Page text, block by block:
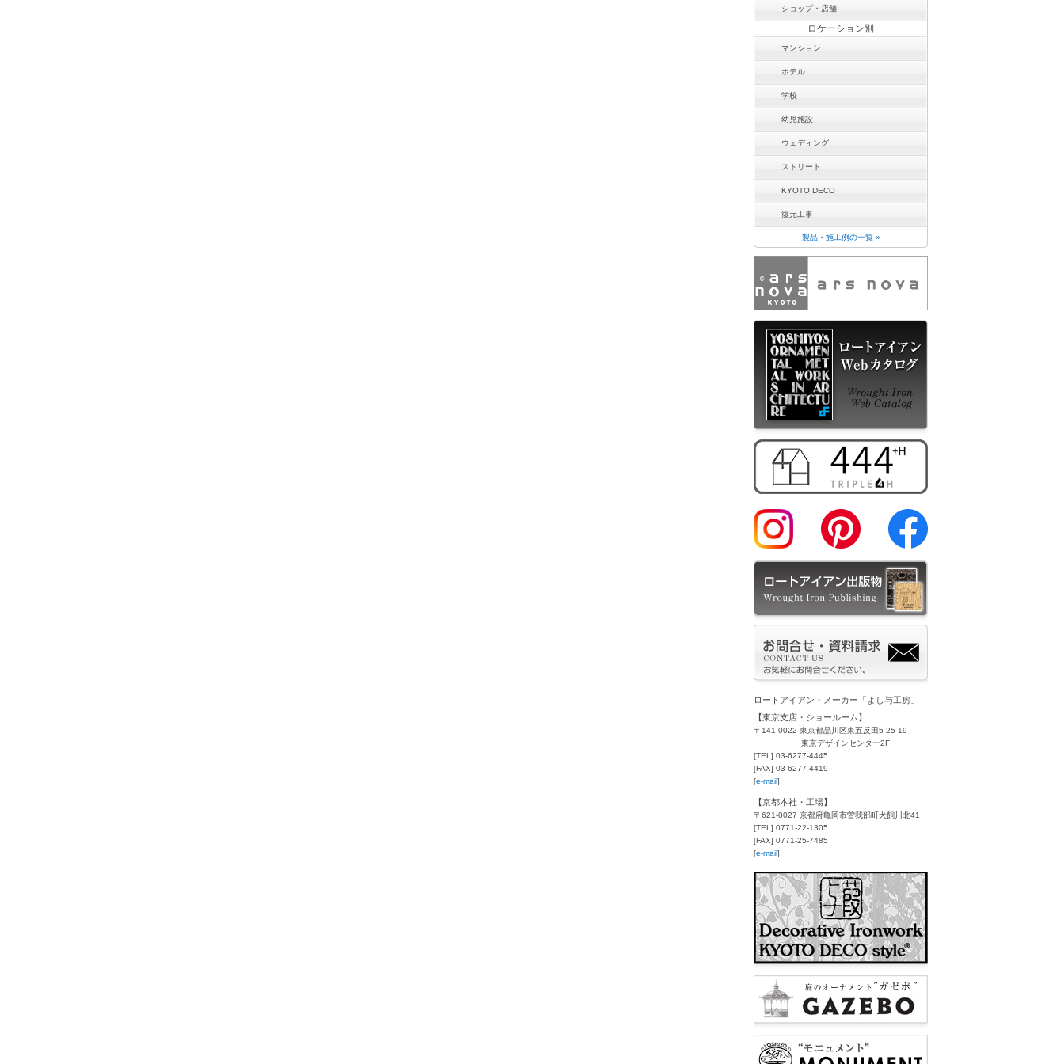
ショップ・店舗
ロケーション別
マンション
ホテル
学校
幼児施設
ウェディング
ストリート
KYOTO DECO
復元工事
製品・施工例の一覧 »
ロートアイアン・メーカー「よし与工房」
【東京支店・ショールーム】
〒141-0022 東京都品川区東五反田5-25-19
東京デザインセンター2F
[TEL] 03-6277-4445
[FAX] 03-6277-4419
[e-mail]
【京都本社・工場】
〒621-0027 京都府亀岡市曽我部町犬飼川北41
[TEL] 0771-22-1305
[FAX] 0771-25-7485
[e-mail]